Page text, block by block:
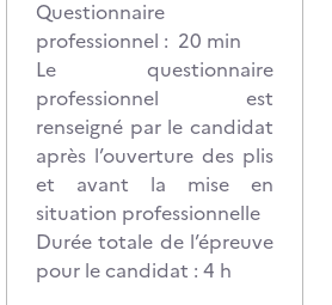
Questionnaire
professionnel : 20 min
Le questionnaire
professionnel est
renseigné par le candidat
après l’ouverture des plis
et avant la mise en
situation professionnelle
Durée totale de l’épreuve
pour le candidat : 4 h